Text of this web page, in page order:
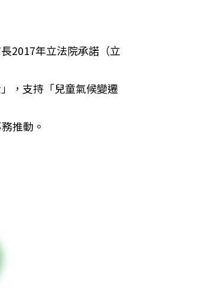
2017年立法院承諾（立
，支持「兒童氣候變遷
推動。